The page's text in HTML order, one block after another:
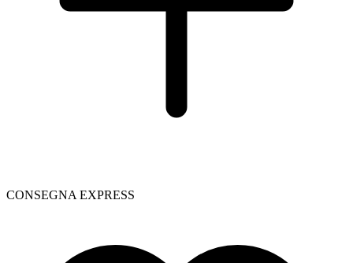
CONSEGNA EXPRESS